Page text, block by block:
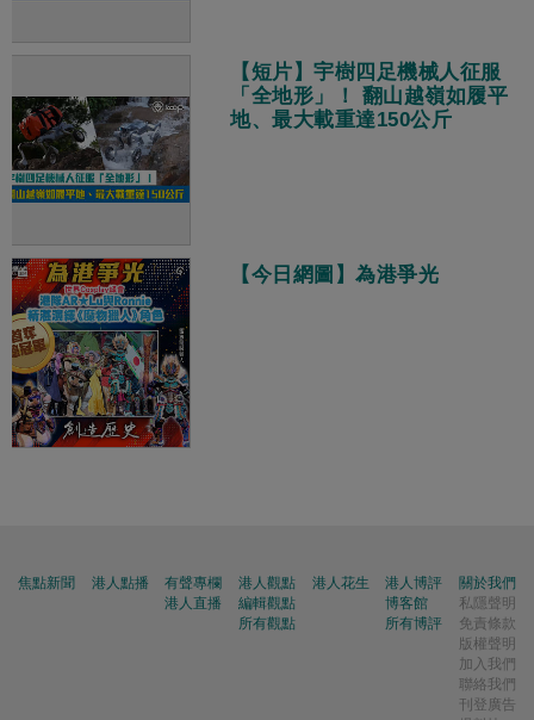
【短片】宇樹四足機械人征服
「全地形」！ 翻山越嶺如履平
地、最大載重達150公斤
【今日網圖】為港爭光
焦點新聞 港人點播
有聲專欄
港人直播
港人觀點
編輯觀點
所有觀點
港人花生
港人博評
博客館
所有博評
關於我們
私隱聲明
免責條款
版權聲明
加入我們
聯絡我們
刊登廣告